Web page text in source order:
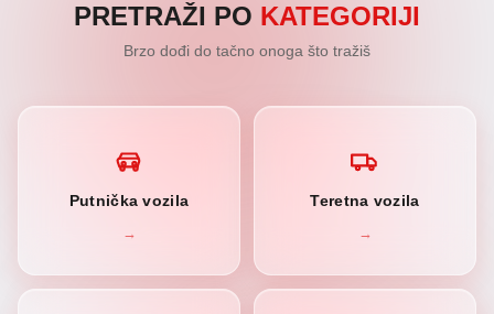
PRETRAŽI PO KATEGORIJI
Brzo dođi do tačno onoga što tražiš
Putnička vozila
→
Teretna vozila
→